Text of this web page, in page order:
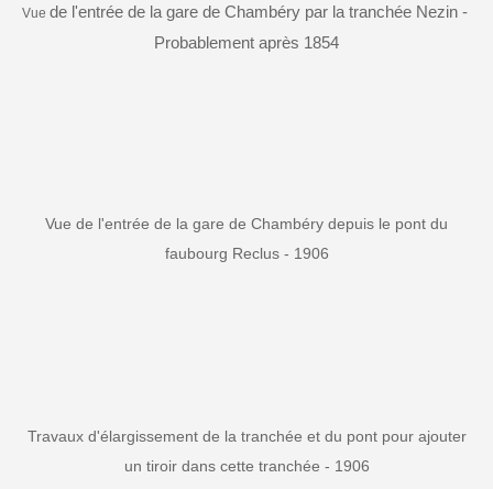
Vue de l'entrée de la gare de Chambéry par la tranchée Nezin -
Probablement après 1854
Vue de l'entrée de la gare de Chambéry depuis le pont du
faubourg Reclus - 1906
Travaux d'élargissement de la tranchée et du pont pour ajouter
un tiroir dans cette tranchée - 1906